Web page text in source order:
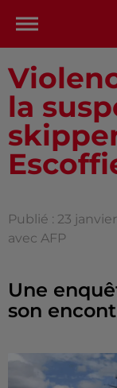
la
Publié : 23
avec AFP
Une
son